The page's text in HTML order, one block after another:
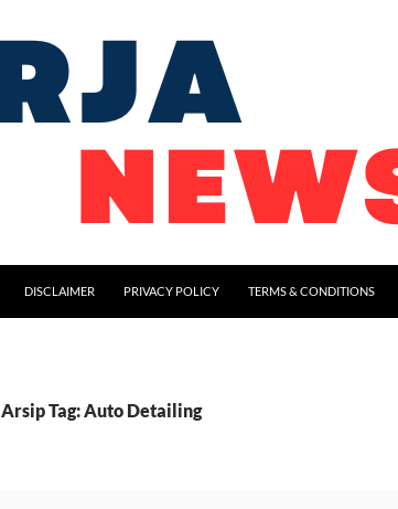
DISCLAIMER PRIVACY POLICY TERMS & CONDITIONS
Arsip Tag: Auto Detailing